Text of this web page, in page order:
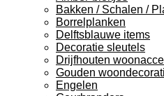
Bakken / Schalen /
Borrelplanken
Delftsblauwe items
Decoratie sleutels
Drijfhouten
Gouden
Engelen